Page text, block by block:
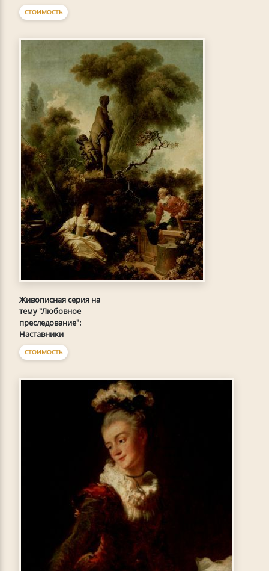
СТОИМОСТЬ
Живописная серия на
тему "Любовное
преследование":
Наставники
СТОИМОСТЬ